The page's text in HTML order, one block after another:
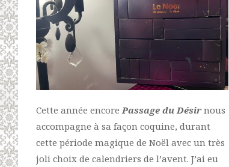
Cette année encorePassage du Désirnous
accompagne à sa façon coquine, durant
cette période magique de Noël avec un très
joli choix de calendriers de l’avent. J’ai eu